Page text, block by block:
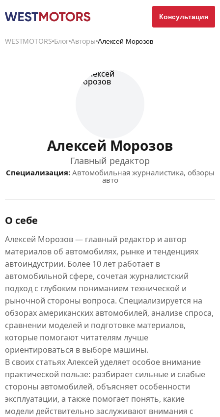
Консультация
WESTMOTORS Блог Авторы Алексей Морозов
Алексей Морозов
Главный редактор
Специализация:Автомобильная журналистика, обзоры
авто
О себе
Алексей Морозов — главный редактор и автор
материалов об автомобилях, рынке и тенденциях
автоиндустрии. Более 10 лет работает в
автомобильной сфере, сочетая журналистский
подход с глубоким пониманием технической и
рыночной стороны вопроса. Специализируется на
обзорах американских автомобилей, анализе спроса,
сравнении моделей и подготовке материалов,
которые помогают читателям лучше
ориентироваться в выборе машины.
В своих статьях Алексей уделяет особое внимание
практической пользе: разбирает сильные и слабые
стороны автомобилей, объясняет особенности
эксплуатации, а также помогает понять, какие
модели действительно заслуживают внимания с